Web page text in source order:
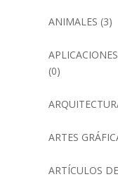
ANIMALES (3)
(0)
ARTES
ARTÍCULOS